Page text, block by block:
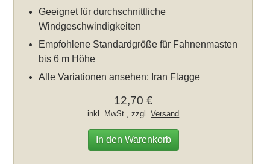
Geeignet für durchschnittliche
Windgeschwindigkeiten
Empfohlene Standardgröße für Fahnenmasten
bis 6 m Höhe
Alle Variationen ansehen: Iran Flagge
12,70 €
inkl. MwSt., zzgl.Versand
In den Warenkorb